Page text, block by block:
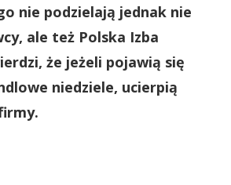
nie podzielają jednak nie
ale też Polska Izba
że jeżeli pojawią się
niedziele, ucierpią